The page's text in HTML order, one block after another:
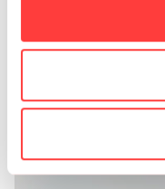
Relaterade videor